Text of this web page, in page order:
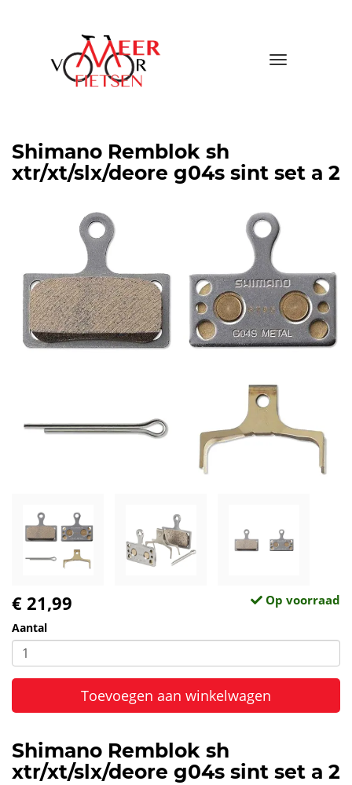
Toggle
Shimano Remblok sh
xtr/xt/slx/deore g04s sint set a 2
€ 21,99 Op voorraad
Aantal
Toevoegen aan winkelwagen
Shimano Remblok sh
xtr/xt/slx/deore g04s sint set a 2